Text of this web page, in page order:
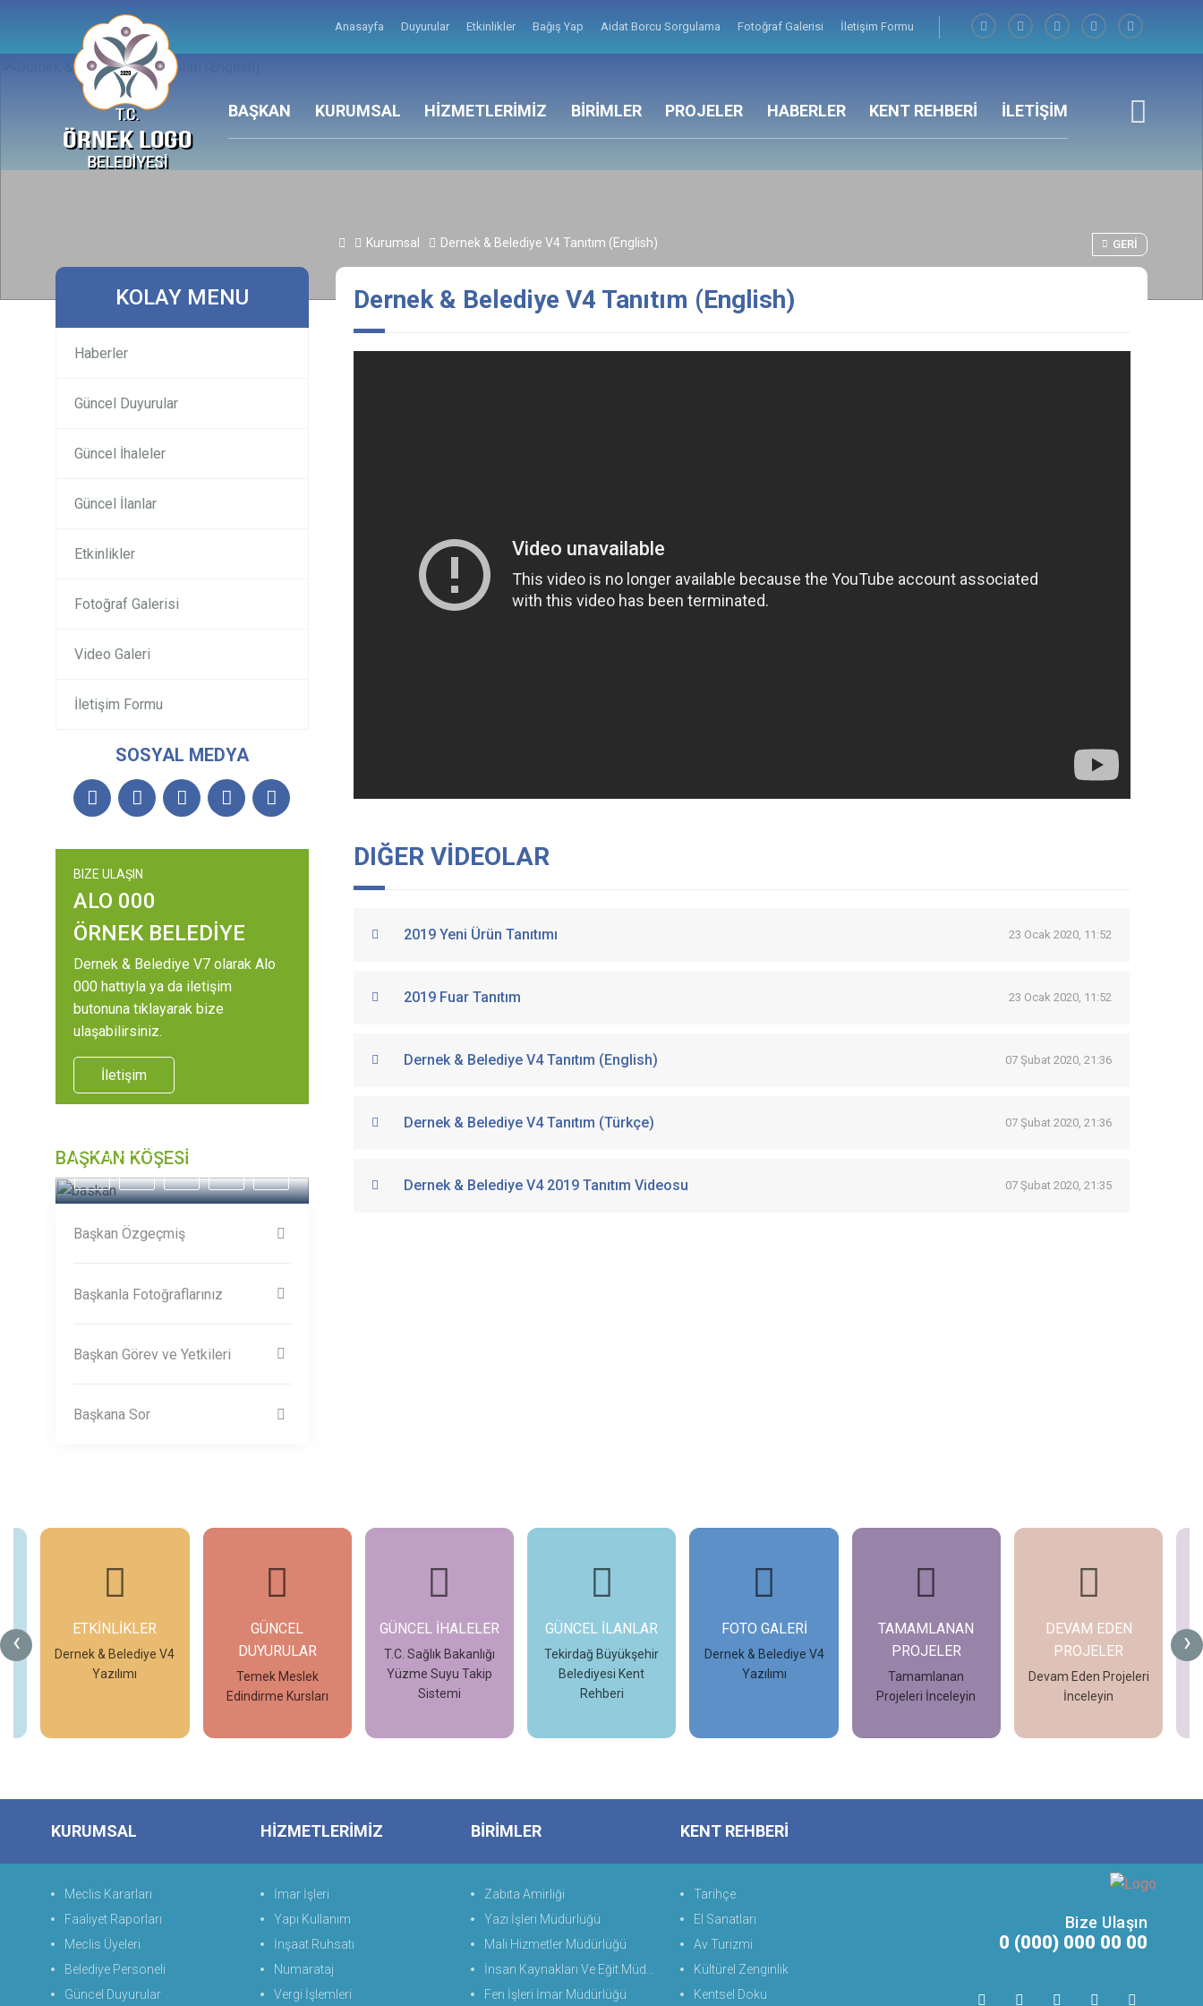
Anasayfa Duyurular Etkinlikler Bağış Yap Aidat Borcu Sorgulama Fotoğraf Galerisi İletişim Formu
BAŞKAN KURUMSAL HİZMETLERİMİZ BİRİMLER PROJELER HABERLER KENT REHBERİ İLETİŞİM
Kurumsal Dernek & Belediye V4 Tanıtım (English) GERI
KOLAY MENU
Haberler
Güncel Duyurular
Güncel İhaleler
Güncel İlanlar
Etkinlikler
Fotoğraf Galerisi
Video Galeri
İletişim Formu
SOSYAL MEDYA
BIZE ULAŞIN
ALO 000
ÖRNEK BELEDİYE
Dernek & Belediye V7 olarak Alo
000 hattıyla ya da iletişim
butonuna tıklayarak bize
ulaşabilirsiniz.
İletişim
BAŞKAN KÖŞESİ
Başkan Özgeçmiş
Başkanla Fotoğraflarınız
Başkan Görev ve Yetkileri
Başkana Sor
Dernek & Belediye V4 Tanıtım (English)
DIĞER VİDEOLAR
2019 Yeni Ürün Tanıtımı 23 Ocak 2020, 11:52
2019 Fuar Tanıtım 23 Ocak 2020, 11:52
Dernek & Belediye V4 Tanıtım (English) 07 Şubat 2020, 21:36
Dernek & Belediye V4 Tanıtım (Türkçe) 07 Şubat 2020, 21:36
Dernek & Belediye V4 2019 Tanıtım Videosu 07 Şubat 2020, 21:35
‹ ›
ETKİNLİKLER
Dernek & Belediye V4
Yazılımı
GÜNCEL
DUYURULAR
Temek Meslek
Edindirme Kursları
GÜNCEL İHALELER
T.C. Sağlık Bakanlığı
Yüzme Suyu Takip
Sistemi
GÜNCEL İLANLAR
Tekirdağ Büyükşehir
Belediyesi Kent
Rehberi
FOTO GALERİ
Dernek & Belediye V4
Yazılımı
TAMAMLANAN
PROJELER
Tamamlanan
Projeleri İnceleyin
DEVAM EDEN
PROJELER
Devam Eden Projeleri
İnceleyin
İncele
KURUMSAL
Meclis Kararları
Faaliyet Raporları
Meclis Üyeleri
Belediye Personeli
Güncel Duyurular
HİZMETLERİMİZ
İmar İşleri
Yapı Kullanım
İnşaat Ruhsatı
Numarataj
Vergi İşlemleri
BİRİMLER
Zabıta Amirliği
Yazı İşleri Müdürlüğü
Mali Hizmetler Müdürlüğü
İnsan Kaynakları Ve Eğit.Müdürlüğü
Fen İşleri İmar Müdürlüğü
KENT REHBERİ
Tarihçe
El Sanatları
Av Turizmi
Kültürel Zenginlik
Kentsel Doku
Bize Ulaşın
0 (000) 000 00 00